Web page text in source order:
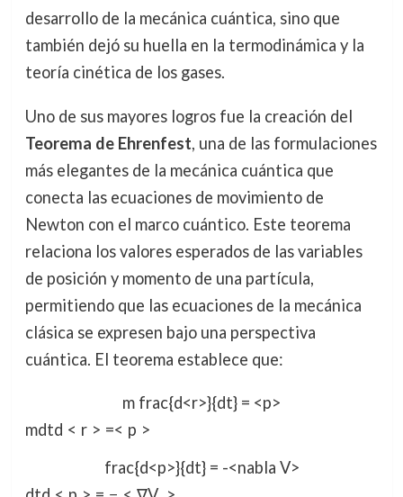
desarrollo de la mecánica cuántica, sino que
también dejó su huella en la termodinámica y la
teoría cinética de los gases.
Uno de sus mayores logros fue la creación del
Teorema de Ehrenfest, una de las formulaciones
más elegantes de la mecánica cuántica que
conecta las ecuaciones de movimiento de
Newton con el marco cuántico. Este teorema
relaciona los valores esperados de las variables
de posición y momento de una partícula,
permitiendo que las ecuaciones de la mecánica
clásica se expresen bajo una perspectiva
cuántica. El teorema establece que:
m frac{d<r>}{dt} = <p>
mdtd < r > =< p >
frac{d<p>}{dt} = -<nabla V>